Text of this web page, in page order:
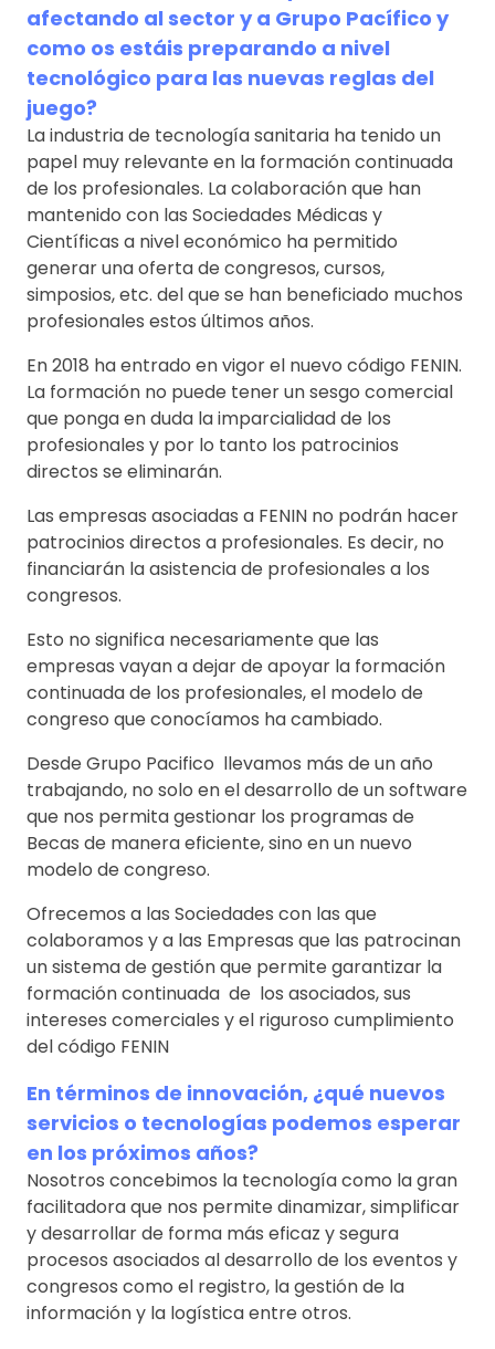
afectando al sector y a Grupo Pacífico y
como os estáis preparando a nivel
tecnológico para las nuevas reglas del
juego?
La industria de tecnología sanitaria ha tenido un
papel muy relevante en la formación continuada
de los profesionales. La colaboración que han
mantenido con las Sociedades Médicas y
Científicas a nivel económico ha permitido
generar una oferta de congresos, cursos,
simposios, etc. del que se han beneficiado muchos
profesionales estos últimos años.
En 2018 ha entrado en vigor el nuevo código FENIN.
La formación no puede tener un sesgo comercial
que ponga en duda la imparcialidad de los
profesionales y por lo tanto los patrocinios
directos se eliminarán.
Las empresas asociadas a FENIN no podrán hacer
patrocinios directos a profesionales. Es decir, no
financiarán la asistencia de profesionales a los
congresos.
Esto no significa necesariamente que las
empresas vayan a dejar de apoyar la formación
continuada de los profesionales, el modelo de
congreso que conocíamos ha cambiado.
Desde Grupo Pacifico llevamos más de un año
trabajando, no solo en el desarrollo de un software
que nos permita gestionar los programas de
Becas de manera eficiente, sino en un nuevo
modelo de congreso.
Ofrecemos a las Sociedades con las que
colaboramos y a las Empresas que las patrocinan
un sistema de gestión que permite garantizar la
formación continuada de los asociados, sus
intereses comerciales y el riguroso cumplimiento
del código FENIN
En términos de innovación, ¿qué nuevos
servicios o tecnologías podemos esperar
en los próximos años?
Nosotros concebimos la tecnología como la gran
facilitadora que nos permite dinamizar, simplificar
y desarrollar de forma más eficaz y segura
procesos asociados al desarrollo de los eventos y
congresos como el registro, la gestión de la
información y la logística entre otros.